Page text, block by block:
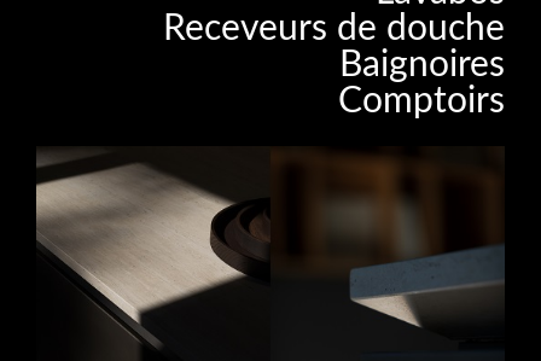
Receveurs de douche
Baignoires
Comptoirs